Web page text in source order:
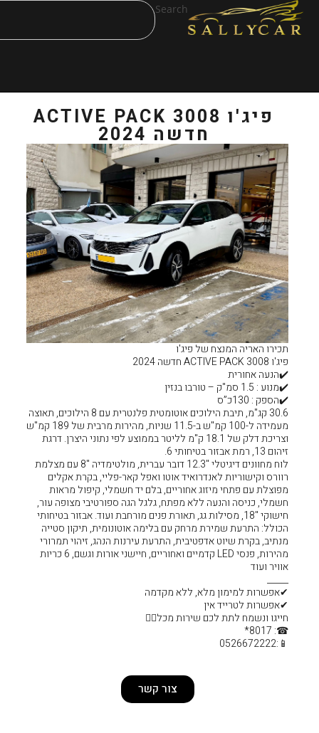
Search
פיג'ו 3008 ACTIVE PACK
30.6 קג"מ, תיבת הילוכים אוטומטית פלנטרית עם 8 הילוכים, תאוצה
מעמידה ל-100 קמ"ש ב-11.5 שניות, מהירות מרבית של 189 קמ"ש
דלק של 18.1 ק"מ לליטר בממוצע לפי נתוני היצרן. דרגת
לוח מחוונים דיגיטלי "12.3 דובר עברית, מולטימדיה "8 עם מצלמת
אוטו ואפל קאר-פליי, בקרת אקלים
בלם יד חשמלי, קיפול מראות
מפתח, גלגל הגה ספורטיבי מצופה עור,
גג, תאורת פנים מורחבת ועוד. אבזור בטיחותי
עם בלימה אוטונומית, תיקון סטייה
התרעת עירנות הנהג, זיהוי תמרורי
מהירות, פנסי LED קדמיים ואחוריים, חיישני אורות וגשם, 6 כריות
מקדמה
מכל❤‍🔥